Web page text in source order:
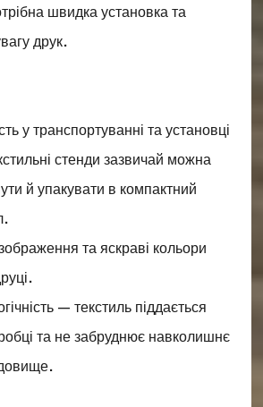
швидка установка та
друк.
у транспортуванні та установці
стенди зазвичай можна
й упакувати в компактний
зображення та яскраві кольори
— текстиль піддається
та не забруднює навколишнє